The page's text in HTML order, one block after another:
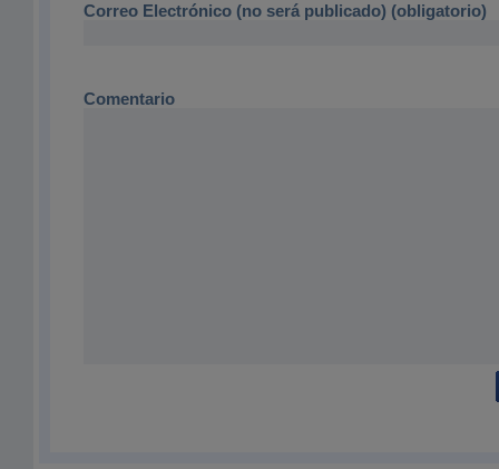
Correo Electrónico (no será publicado) (obligatorio)
Comentario